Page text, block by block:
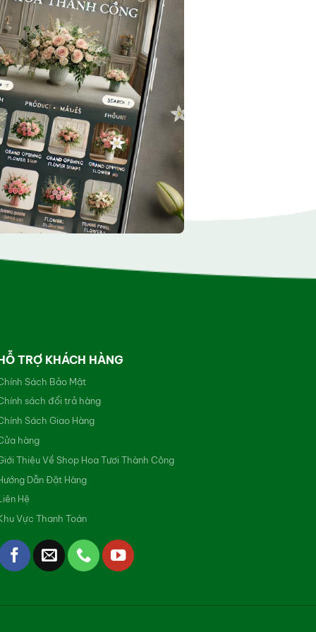
TRỢ KHÁCH HÀNG
Sách Bảo Mật
sách đổi trả hàng
Sách Giao Hàng
hàng
Thiệu Về Shop Hoa Tươi Thành Công
Dẫn Đặt Hàng
Hệ
Vực Thanh Toán